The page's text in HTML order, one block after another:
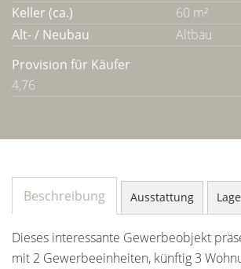
Keller (ca.)
60 m²
Alt- / Neubau
Altbau
Provision für Käufer
4,76
Beschreibung Ausstattung Lage
Dieses interessante Gewerbeobjekt
mit 2 Gewerbeeinheiten, künftig 3